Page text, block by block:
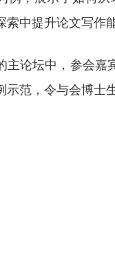
索中提升论文写作
主论坛中，参会嘉
示范，令与会博士